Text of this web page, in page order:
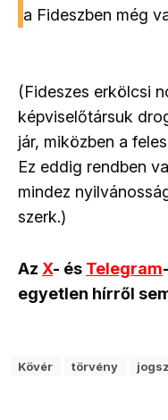
a Fideszben még
(Fideszes erkölcsi
képviselőtársuk
jár, miközben a
Ez eddig rendben
mindez
szerk.)
Az X- és Telegram
egyetlen hírről
Kövér törvény